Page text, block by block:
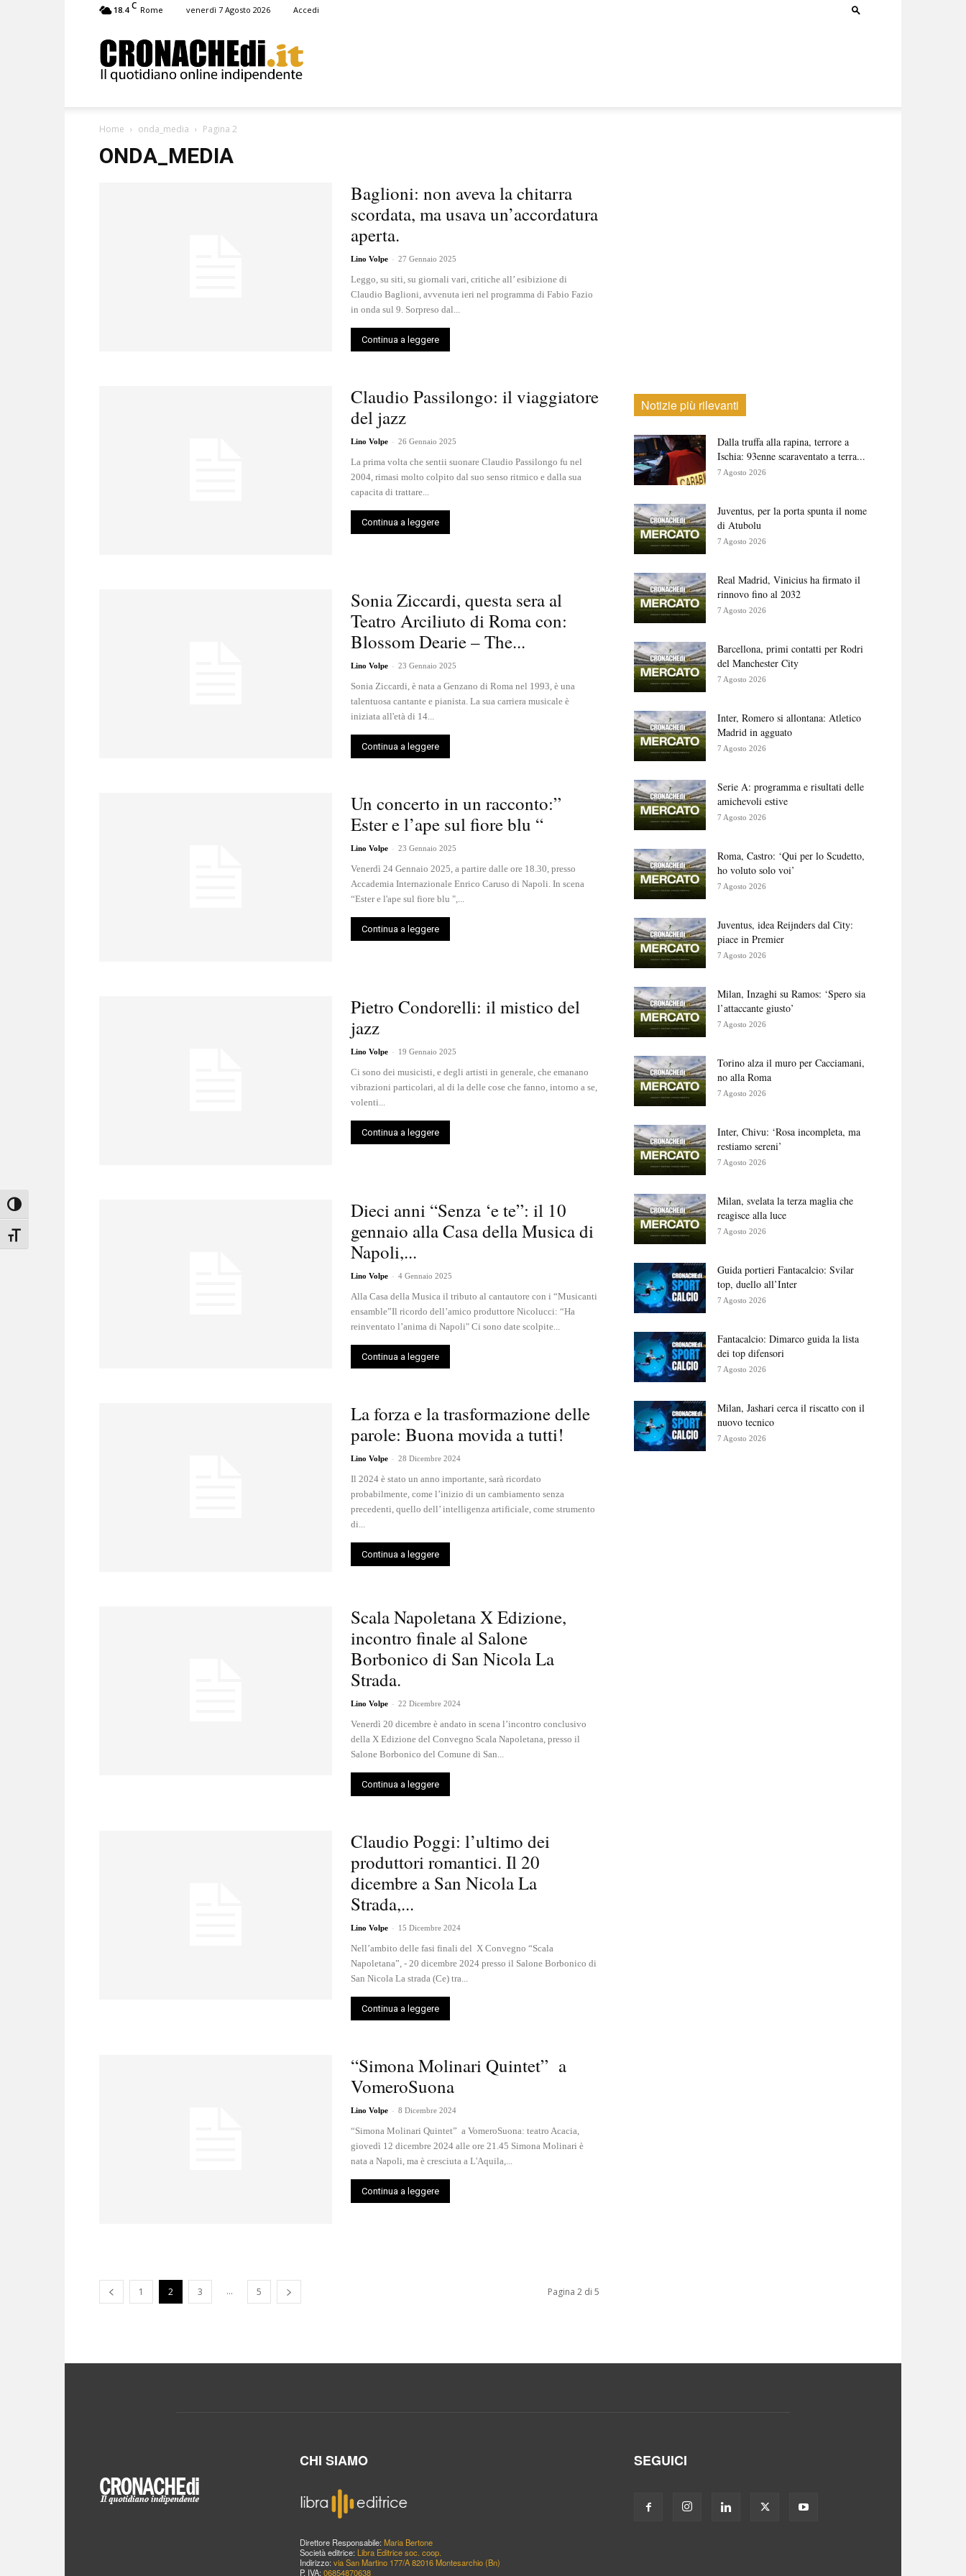
Attiva/disattiva alto contrasto
Attiva/disattiva dimensione testo
18.4 C Rome venerdì 7 Agosto 2026 Accedi
Home onda_media Pagina 2
ONDA_MEDIA
Baglioni: non aveva la chitarra
scordata, ma usava un’accordatura
aperta.
Lino Volpe - 27 Gennaio 2025
Leggo, su siti, su giornali vari, critiche all’ esibizione di
Claudio Baglioni, avvenuta ieri nel programma di Fabio Fazio
in onda sul 9. Sorpreso dal...
Continua a leggere
Claudio Passilongo: il viaggiatore
del jazz
Lino Volpe - 26 Gennaio 2025
La prima volta che sentii suonare Claudio Passilongo fu nel
2004, rimasi molto colpito dal suo senso ritmico e dalla sua
capacita di trattare...
Continua a leggere
Sonia Ziccardi, questa sera al
Teatro Arciliuto di Roma con:
Blossom Dearie – The...
Lino Volpe - 23 Gennaio 2025
Sonia Ziccardi, è nata a Genzano di Roma nel 1993, è una
talentuosa cantante e pianista. La sua carriera musicale è
iniziata all'età di 14...
Continua a leggere
Un concerto in un racconto:”
Ester e l’ape sul fiore blu “
Lino Volpe - 23 Gennaio 2025
Venerdì 24 Gennaio 2025, a partire dalle ore 18.30, presso
Accademia Internazionale Enrico Caruso di Napoli. In scena
“Ester e l'ape sul fiore blu ",...
Continua a leggere
Pietro Condorelli: il mistico del
jazz
Lino Volpe - 19 Gennaio 2025
Ci sono dei musicisti, e degli artisti in generale, che emanano
vibrazioni particolari, al di la delle cose che fanno, intorno a se,
volenti...
Continua a leggere
Dieci anni “Senza ‘e te”: il 10
gennaio alla Casa della Musica di
Napoli,...
Lino Volpe - 4 Gennaio 2025
Alla Casa della Musica il tributo al cantautore con i “Musicanti
ensamble”Il ricordo dell’amico produttore Nicolucci: “Ha
reinventato l’anima di Napoli" Ci sono date scolpite...
Continua a leggere
La forza e la trasformazione delle
parole: Buona movida a tutti!
Lino Volpe - 28 Dicembre 2024
Il 2024 è stato un anno importante, sarà ricordato
probabilmente, come l’inizio di un cambiamento senza
precedenti, quello dell’ intelligenza artificiale, come strumento
di...
Continua a leggere
Scala Napoletana X Edizione,
incontro finale al Salone
Borbonico di San Nicola La
Strada.
Lino Volpe - 22 Dicembre 2024
Venerdì 20 dicembre è andato in scena l’incontro conclusivo
della X Edizione del Convegno Scala Napoletana, presso il
Salone Borbonico del Comune di San...
Continua a leggere
Claudio Poggi: l’ultimo dei
produttori romantici. Il 20
dicembre a San Nicola La
Strada,...
Lino Volpe - 15 Dicembre 2024
Nell’ambito delle fasi finali del X Convegno “Scala
Napoletana”, - 20 dicembre 2024 presso il Salone Borbonico di
San Nicola La strada (Ce) tra...
Continua a leggere
“Simona Molinari Quintet” a
VomeroSuona
Lino Volpe - 8 Dicembre 2024
“Simona Molinari Quintet” a VomeroSuona: teatro Acacia,
giovedì 12 dicembre 2024 alle ore 21.45 Simona Molinari è
nata a Napoli, ma è cresciuta a L'Aquila,...
Continua a leggere
1 2 3 ... 5 Pagina 2 di 5
Notizie più rilevanti
Dalla truffa alla rapina, terrore a
Ischia: 93enne scaraventato a terra...
7 Agosto 2026
Juventus, per la porta spunta il nome
di Atubolu
7 Agosto 2026
Real Madrid, Vinicius ha firmato il
rinnovo fino al 2032
7 Agosto 2026
Barcellona, primi contatti per Rodri
del Manchester City
7 Agosto 2026
Inter, Romero si allontana: Atletico
Madrid in agguato
7 Agosto 2026
Serie A: programma e risultati delle
amichevoli estive
7 Agosto 2026
Roma, Castro: ‘Qui per lo Scudetto,
ho voluto solo voi’
7 Agosto 2026
Juventus, idea Reijnders dal City:
piace in Premier
7 Agosto 2026
Milan, Inzaghi su Ramos: ‘Spero sia
l’attaccante giusto’
7 Agosto 2026
Torino alza il muro per Cacciamani,
no alla Roma
7 Agosto 2026
Inter, Chivu: ‘Rosa incompleta, ma
restiamo sereni’
7 Agosto 2026
Milan, svelata la terza maglia che
reagisce alla luce
7 Agosto 2026
Guida portieri Fantacalcio: Svilar
top, duello all’Inter
7 Agosto 2026
Fantacalcio: Dimarco guida la lista
dei top difensori
7 Agosto 2026
Milan, Jashari cerca il riscatto con il
nuovo tecnico
7 Agosto 2026
CHI SIAMO
Direttore Responsabile: Maria Bertone
Società editrice: Libra Editrice soc. coop.
Indirizzo: via San Martino 177/A 82016 Montesarchio (Bn)
P. IVA: 06854870638
SEGUICI